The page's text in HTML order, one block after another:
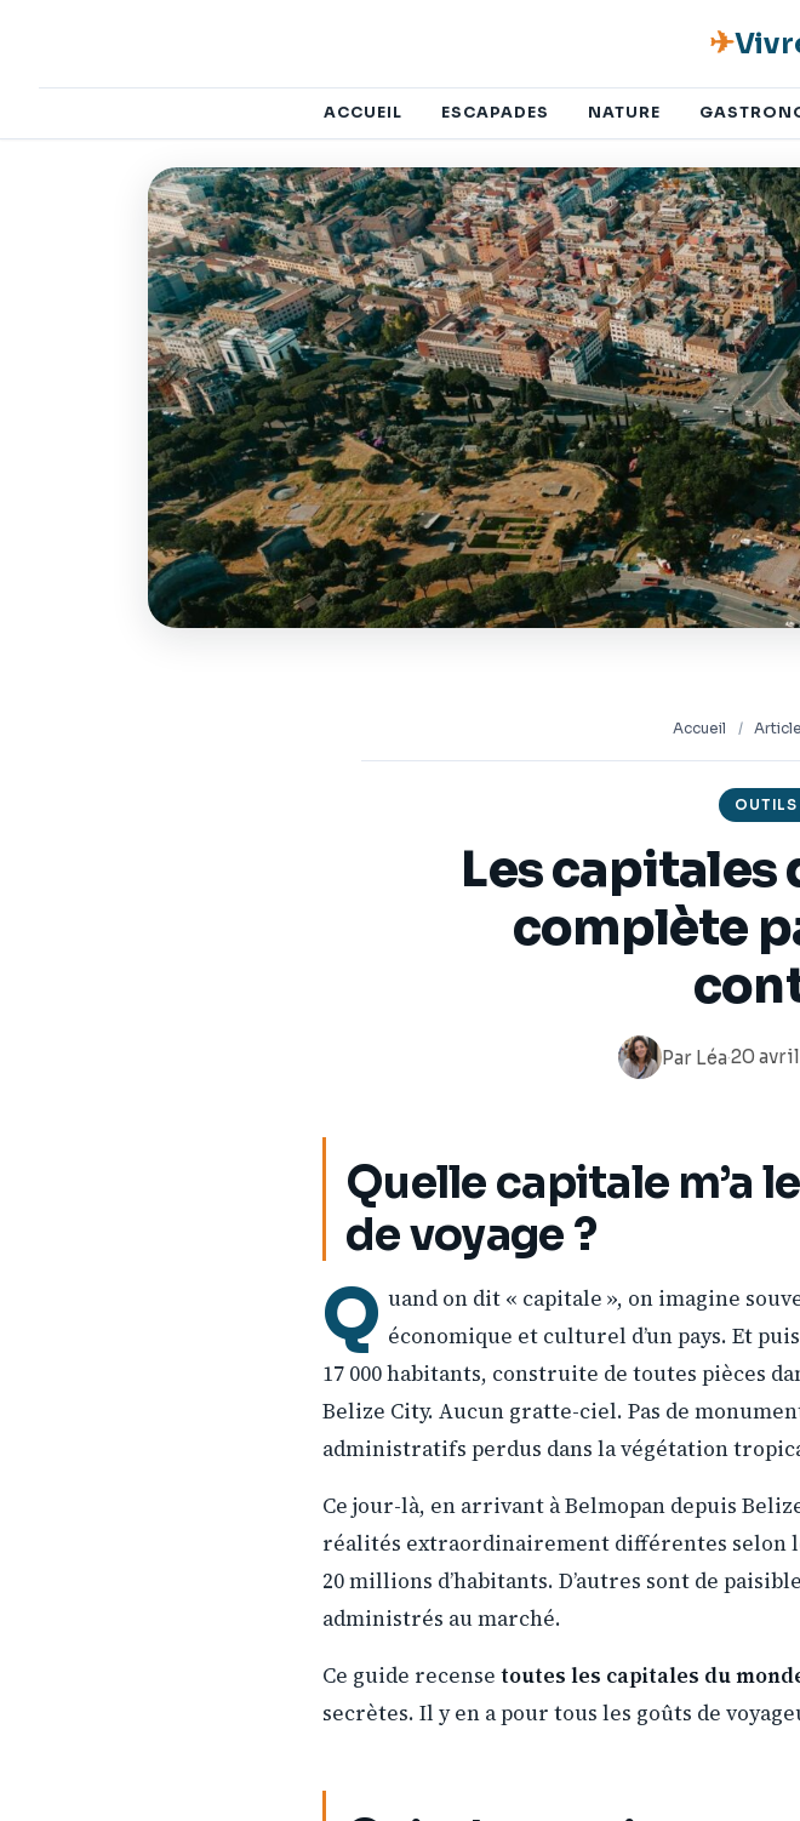
✈
ACCUEIL ESCAPADES NATURE
Accueil /
OUTILS
Les capitales
complète
Par Léa·20
Quelle capitale m’a
de voyage ?
Q uand on dit « capitale », on imagine
économique et culturel d’un pays. Et
17 000 habitants, construite de toutes pièces
Belize City. Aucun gratte-ciel. Pas de
administratifs perdus dans la végétation
Ce jour-là, en arrivant à Belmopan depuis
réalités extraordinairement différentes selon
20 millions d’habitants. D’autres sont de
administrés au marché.
Ce guide recense toutes les capitales du
secrètes. Il y en a pour tous les goûts de